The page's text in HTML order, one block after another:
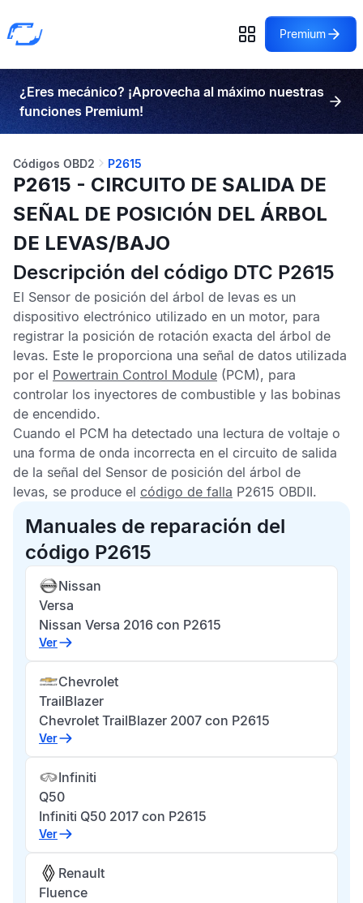
Premium
¿Eres mecánico? ¡Aprovecha al máximo nuestras
funciones Premium!
Códigos OBD2 P2615
P2615 - CIRCUITO DE SALIDA DE
SEÑAL DE POSICIÓN DEL ÁRBOL
DE LEVAS/BAJO
Descripción del código DTC P2615
El Sensor de posición del árbol de levas es un
dispositivo electrónico utilizado en un motor, para
registrar la posición de rotación exacta del árbol de
levas. Este le proporciona una señal de datos utilizada
por el Powertrain Control Module (PCM), para
controlar los inyectores de combustible y las bobinas
de encendido.
Cuando el PCM ha detectado una lectura de voltaje o
una forma de onda incorrecta en el circuito de salida
de la señal del Sensor de posición del árbol de
levas, se produce el código de falla P2615 OBDII.
Manuales de reparación del
código P2615
Nissan
Versa
Nissan Versa 2016 con P2615
Ver
Chevrolet
TrailBlazer
Chevrolet TrailBlazer 2007 con P2615
Ver
Infiniti
Q50
Infiniti Q50 2017 con P2615
Ver
Renault
Fluence